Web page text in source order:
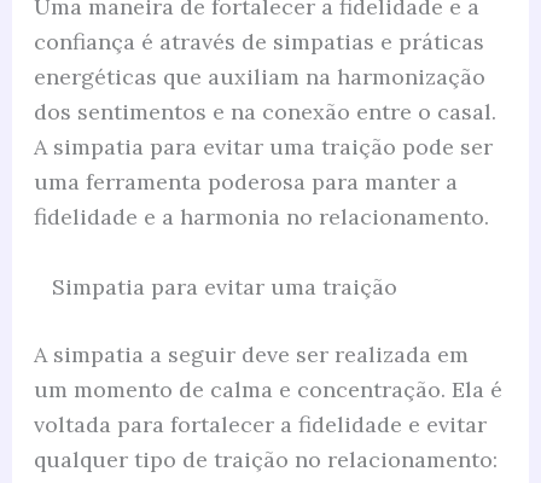
Uma maneira de fortalecer a fidelidade e a
confiança é através de simpatias e práticas
energéticas que auxiliam na harmonização
dos sentimentos e na conexão entre o casal.
A simpatia para evitar uma traição pode ser
uma ferramenta poderosa para manter a
fidelidade e a harmonia no relacionamento.
Simpatia para evitar uma traição
A simpatia a seguir deve ser realizada em
um momento de calma e concentração. Ela é
voltada para fortalecer a fidelidade e evitar
qualquer tipo de traição no relacionamento: